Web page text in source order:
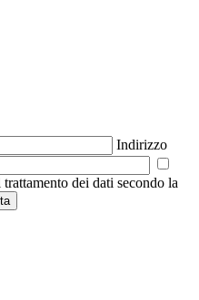
Indirizzo
dei dati secondo la